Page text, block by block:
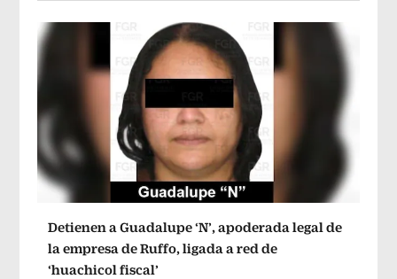
Detienen a Guadalupe ‘N’, apoderada legal de
la empresa de Ruffo, ligada a red de
‘huachicol fiscal’